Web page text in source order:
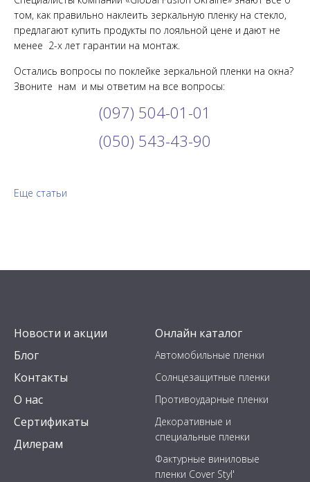
том, как правильно наклеить зеркальную пленку на стекло,
предлагают купить продукты по лояльной цене и дают не
менее 2-х лет гарантии на монтаж.
Остались вопросы по поклейке зеркальной пленки на окна?
Звоните нам и мы ответим на все вопросы:
(097) 504-01-01
(050) 543-43-90
Еще статьи
Новости и акции
Блог
Контакты
О нас
Сертификаты
Дилерам
Онлайн каталог
Автомобильные пленки
Солнцезащитные пленки
Противоударные пленки
Декоративные и
специальные пленки
Фактурные виниловые
пленки Cover Styl'